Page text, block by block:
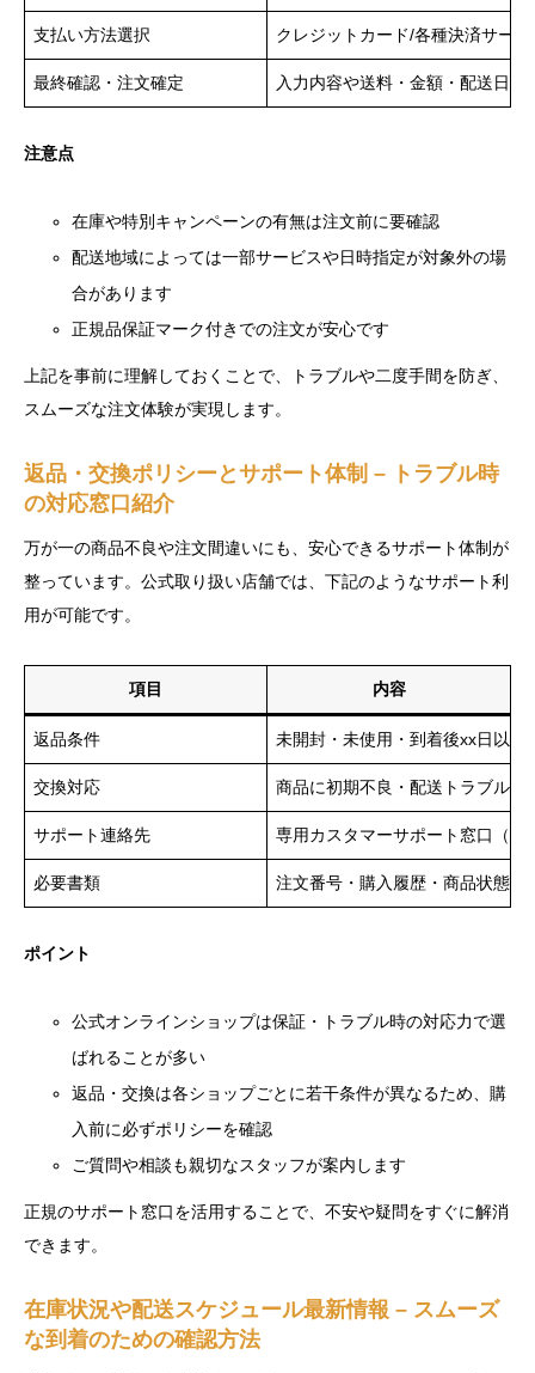
支払い方法選択 クレジットカード/各種決済サー
最終確認・注文確定 入力内容や送料・金額・配送日
注意点
在庫や特別キャンペーンの有無は注文前に要確認
配送地域によっては一部サービスや日時指定が対象外の場
合があります
正規品保証マーク付きでの注文が安心です
上記を事前に理解しておくことで、トラブルや二度手間を防ぎ、
スムーズな注文体験が実現します。
返品・交換ポリシーとサポート体制 – トラブル時
の対応窓口紹介
万が一の商品不良や注文間違いにも、安心できるサポート体制が
整っています。公式取り扱い店舗では、下記のようなサポート利
用が可能です。
項目 内容
返品条件 未開封・未使用・到着後xx日以内
交換対応 商品に初期不良・配送トラブルが
サポート連絡先 専用カスタマーサポート窓口（電
必要書類 注文番号・購入履歴・商品状態の
ポイント
公式オンラインショップは保証・トラブル時の対応力で選
ばれることが多い
返品・交換は各ショップごとに若干条件が異なるため、購
入前に必ずポリシーを確認
ご質問や相談も親切なスタッフが案内します
正規のサポート窓口を活用することで、不安や疑問をすぐに解消
できます。
在庫状況や配送スケジュール最新情報 – スムーズ
な到着のための確認方法